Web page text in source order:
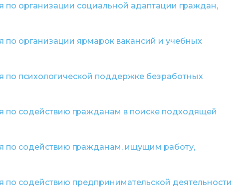
по организации социальной адаптации граждан,
по организации ярмарок вакансий и учебных
по психологической поддержке безработных
по содействию гражданам в поиске подходящей
по содействию гражданам, ищущим работу,
содействию предпринимательской деятельности